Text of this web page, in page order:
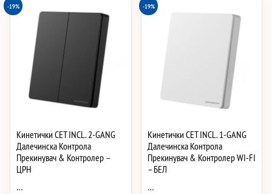
-19%
Кинетички СЕТ INCL. 2-GANG
Далечинска Контрола
Прекинувач & Контролер –
ЦРН
…
-19%
Кинетички СЕТ INCL. 1-GANG
Далечинска Контрола
Прекинувач & Контролер WI-FI
– БЕЛ
…